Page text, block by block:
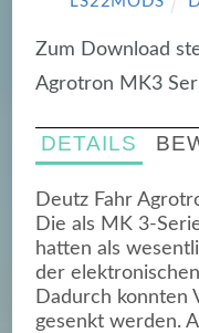
Zum Download
Agrotron MK3
DETAILS
Deutz Fahr
Die als MK 3-
hatten als
der
Dadurch konnten
gesenkt werden.